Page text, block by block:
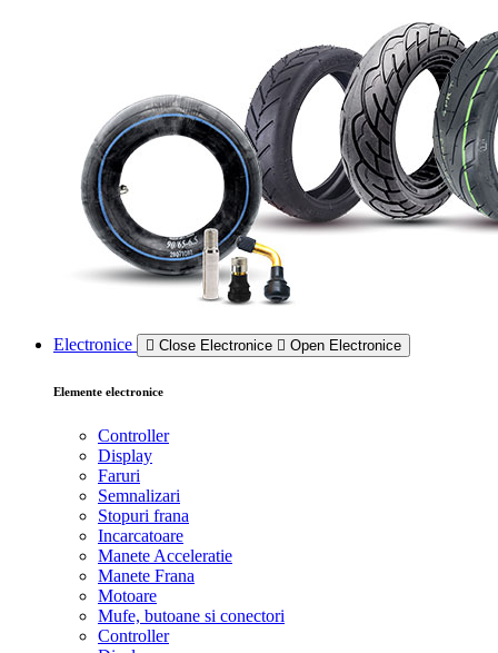
Electronice Close Electronice Open Electronice
Elemente electronice
Controller
Display
Faruri
Semnalizari
Stopuri frana
Incarcatoare
Manete Acceleratie
Manete Frana
Motoare
Mufe, butoane si conectori
Controller